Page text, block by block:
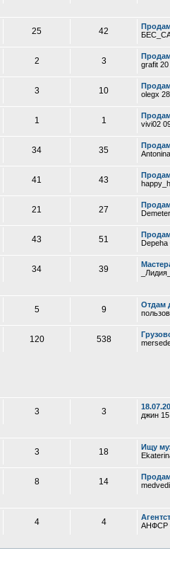
25 42
2 3
grafit 20
3 10
olegx
1 1
vivi02
34 35
Antonina
41 43
21 27
43 51
Depeha
34 39
_Лидия_
5 9
Отдам
120 538
3 3
джин
3 18
Ищу
8 14
Продам
4 4
АНФСР